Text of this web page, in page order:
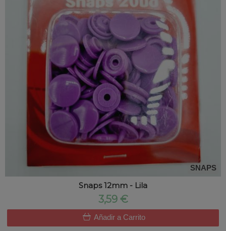
SNAPS
Snaps 12mm - Lila
3,59 €
Añadir a Carrito